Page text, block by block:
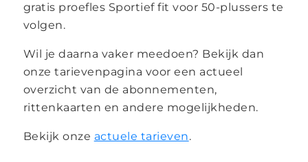
gratis proefles Sportief fit voor 50-plussers te
volgen.
Wil je daarna vaker meedoen? Bekijk dan
onze tarievenpagina voor een actueel
overzicht van de abonnementen,
rittenkaarten en andere mogelijkheden.
Bekijk onze actuele tarieven.